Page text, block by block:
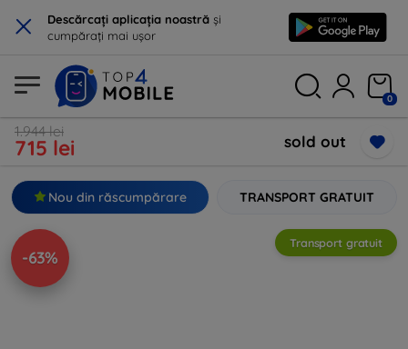
× Descărcați aplicația noastră și
cumpărați mai ușor
0
1.944 lei
715 lei sold out
Nou din răscumpărare TRANSPORT GRATUIT
-63%
Transport gratuit